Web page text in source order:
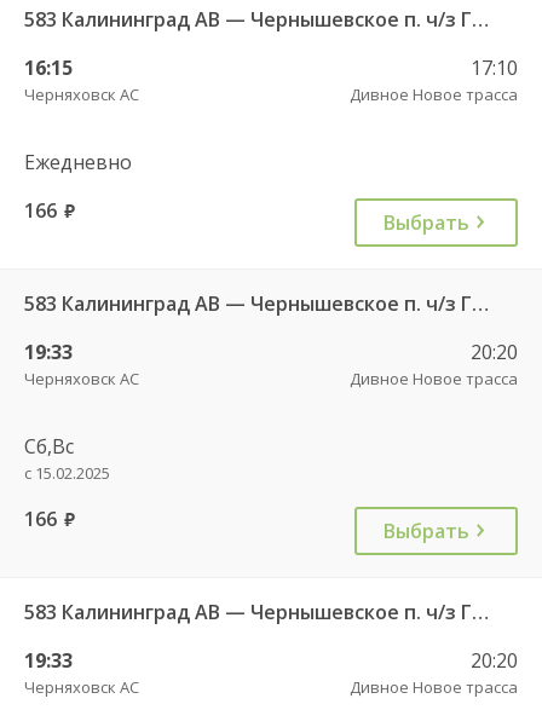
583 Калининград АВ — Чернышевское п. ч/з Гвардейск КДП, Черняховск АС
16:15
Черняховск АС
17:10
Дивное Новое трасса
Ежедневно
166 руб. Выбрать
583 Калининград АВ — Чернышевское п. ч/з Гвардейск КДП, Черняховск АС
19:33
Черняховск АС
20:20
Дивное Новое трасса
Сб,Вс
с 15.02.2025
166 руб. Выбрать
583 Калининград АВ — Чернышевское п. ч/з Гвардейск КДП, Черняховск АС
19:33
Черняховск АС
20:20
Дивное Новое трасса